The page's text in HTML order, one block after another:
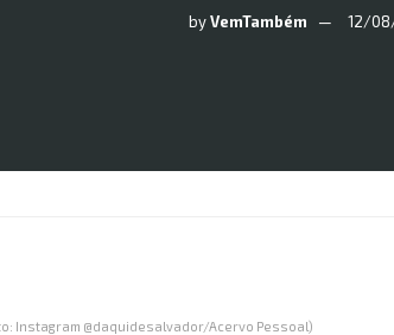
by VemTambém 12/
Instagram @daquidesalvador/Acervo Pessoal)